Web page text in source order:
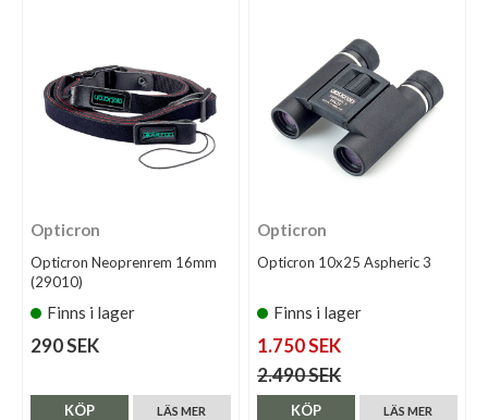
Opticron
Opticron Neoprenrem 16mm
(29010)
Finns i lager
290 SEK
LÄS MER
KÖP
Opticron
Opticron 10x25 Aspheric 3
Finns i lager
1.750 SEK
2.490 SEK
LÄS MER
KÖP